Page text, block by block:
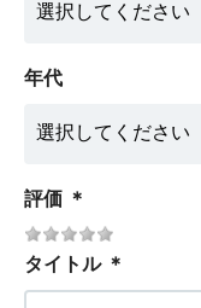
年代
評価 ＊
タイトル ＊